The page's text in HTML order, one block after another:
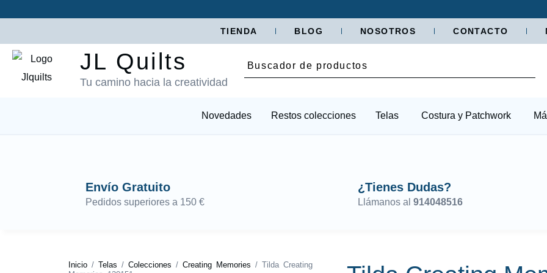
TIENDA BLOG NOSOTROS CONTACTO
JL Quilts
Tu camino hacia la creatividad
Novedades Restos colecciones Telas Costura y Patchwork
Envío Gratuito
Pedidos superiores a 150 €
¿Tienes Dudas?
Llámanos al 914048516
Inicio / Telas / Colecciones / Creating Memories / Tilda Creating